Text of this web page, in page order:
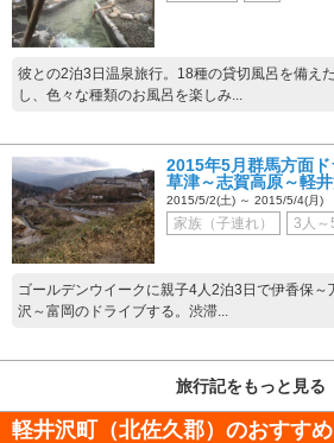
彼との2泊3日温泉旅行。18種の貸切風呂を備え
し、色々な種類のお風呂を楽しみ...
2015年5月群馬方面
草津～志賀高原～軽井
2015/5/2(土) ～ 2015/5/4(月)
家族（子連れ） 3人～
ゴールデンウイークに親子4人2泊3日で伊香保
沢～富岡のドライブする。渋滞...
旅行記をもっと見る
軽井沢町（北佐久郡） のおすす